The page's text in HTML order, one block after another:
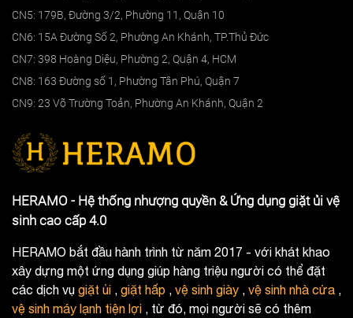
CN5: 179B, Đường 3/2, Phường 11, Quận 10
CN6: 15A Đường Số 2, Phường An Khánh, TP.Thủ Đức
CN7: 398 Hoàng Diệu, Phường 2, Quận 4, HCM
CN8: 163 Đường số 1, Phường Tân Phú, Quận 7
CN9: 23 Võ Trường Toản, Phường An Khánh, Quận 2
HERAMO - Hệ thống nhượng quyền & Ứng dụng giặt ủi vệ
sinh cao cấp 4.0
HERAMO bắt đầu hành trình từ năm 2017 - với khát khao
xây dựng một ứng dụng giúp hàng triệu người có thể đặt
các dịch vụ giặt ủi , giặt hấp , vệ sinh giày , vệ sinh nhà cửa ,
vệ sinh máy lạnh tiện lợi , từ đó, mọi người sẽ có thêm